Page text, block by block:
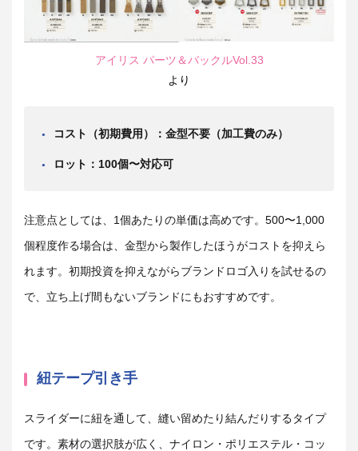
アイリス パーツ＆バックルVol.33
より
コスト（初期費用）：金型不要（加工費のみ）
ロット：100個〜対応可
注意点としては、1個あたりの単価は高めです。500〜1,000
個程度作る場合は、金型から製作したほうがコストを抑えら
れます。初期投資を抑えながらブランドロゴ入りを試せるの
で、立ち上げ間もないブランドにもおすすめです。
紐テープ引き手
スライダーに紐を通して、縫い留めたり結んだりするタイプ
です。素材の選択肢が広く、ナイロン・ポリエステル・コッ